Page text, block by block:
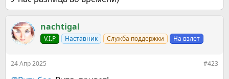
nachtigal
V.I.P Наставник Служба поддержки На взлет
24 Апр 2025 #423